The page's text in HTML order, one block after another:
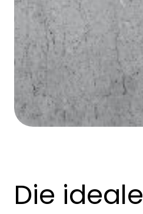
Die ideale